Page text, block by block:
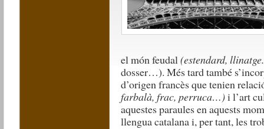
el món feudal(estendard,
dosser…). Més tard també
d’origen francès que tenien
farbalà, frac, perruca…)i l’art
aquestes paraules en aquests
llengua catalana i, per tant, les